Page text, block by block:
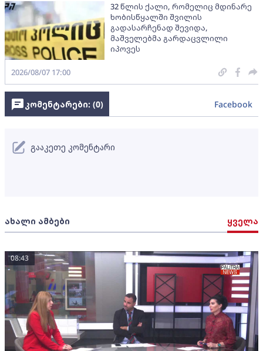
32 წლის ქალი, რომელიც მდინარე
ხობისწყალში შვილის
გადასარჩენად შევიდა,
მაშველებმა გარდაცვლილი
იპოვეს
2026/08/07 17:00
ახალი ამბები ყველა
08:43
კომენტარები: (0) Facebook
გააკეთე კომენტარი